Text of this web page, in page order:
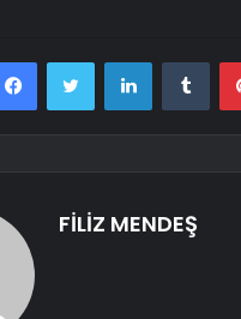
FacebookTwitter LinkedIn
FİLİZ MENDEŞ